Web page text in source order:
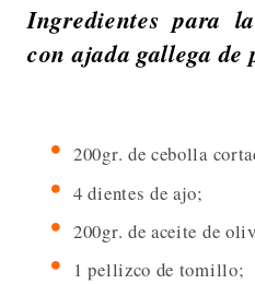
Ingredientes para
con ajada gallega de
200gr. de cebolla
4 dientes de ajo;
200gr. de aceite de
1 pellizco de tomillo;